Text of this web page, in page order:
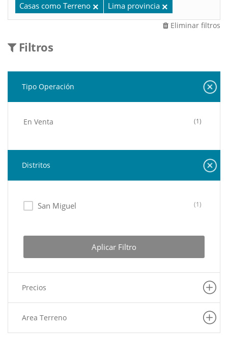
Casas como Terreno Lima provincia
Eliminar filtros
Filtros
Tipo Operación
En Venta (1)
Distritos
San Miguel (1)
Aplicar Filtro
Precios
Area Terreno